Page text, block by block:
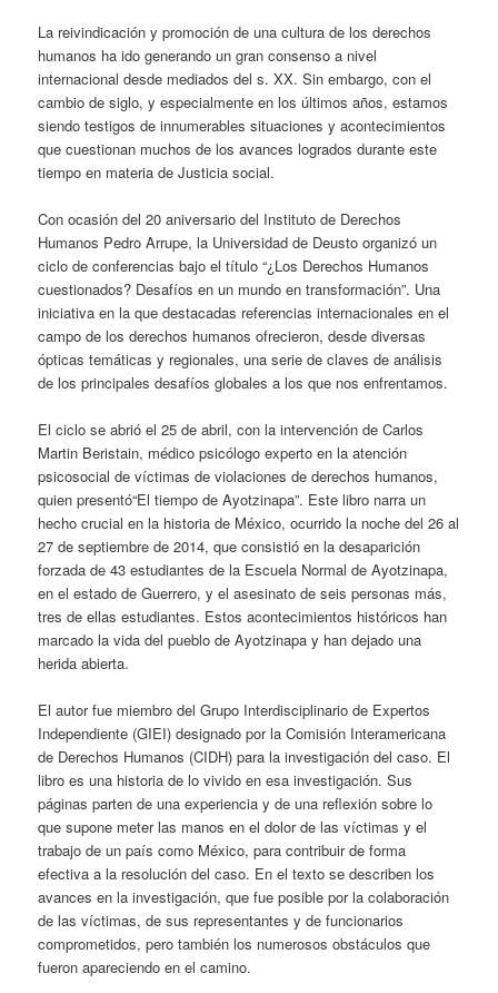
La reivindicación y promoción de una cultura de los derechos
humanos ha ido generando un gran consenso a nivel
internacional desde mediados del s. XX. Sin embargo, con el
cambio de siglo, y especialmente en los últimos años, estamos
siendo testigos de innumerables situaciones y acontecimientos
que cuestionan muchos de los avances logrados durante este
tiempo en materia de Justicia social.
Con ocasión del 20 aniversario del Instituto de Derechos
Humanos Pedro Arrupe, la Universidad de Deusto organizó un
ciclo de conferencias bajo el título “¿Los Derechos Humanos
cuestionados? Desafíos en un mundo en transformación”. Una
iniciativa en la que destacadas referencias internacionales en el
campo de los derechos humanos ofrecieron, desde diversas
ópticas temáticas y regionales, una serie de claves de análisis
de los principales desafíos globales a los que nos enfrentamos.
El ciclo se abrió el 25 de abril, con la intervención de Carlos
Martin Beristain, médico psicólogo experto en la atención
psicosocial de víctimas de violaciones de derechos humanos,
quien presentó“El tiempo de Ayotzinapa”. Este libro narra un
hecho crucial en la historia de México, ocurrido la noche del 26 al
27 de septiembre de 2014, que consistió en la desaparición
forzada de 43 estudiantes de la Escuela Normal de Ayotzinapa,
en el estado de Guerrero, y el asesinato de seis personas más,
tres de ellas estudiantes. Estos acontecimientos históricos han
marcado la vida del pueblo de Ayotzinapa y han dejado una
herida abierta.
El autor fue miembro del Grupo Interdisciplinario de Expertos
Independiente (GIEI) designado por la Comisión Interamericana
de Derechos Humanos (CIDH) para la investigación del caso. El
libro es una historia de lo vivido en esa investigación. Sus
páginas parten de una experiencia y de una reflexión sobre lo
que supone meter las manos en el dolor de las víctimas y el
trabajo de un país como México, para contribuir de forma
efectiva a la resolución del caso. En el texto se describen los
avances en la investigación, que fue posible por la colaboración
de las víctimas, de sus representantes y de funcionarios
comprometidos, pero también los numerosos obstáculos que
fueron apareciendo en el camino.